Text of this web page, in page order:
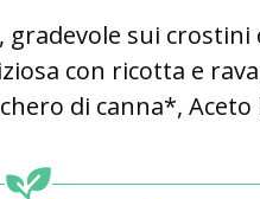
sui
con ricotta e
di canna*,